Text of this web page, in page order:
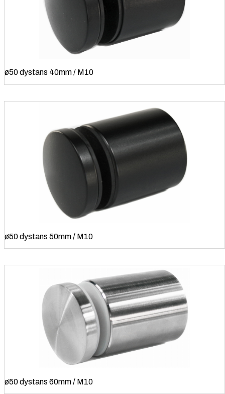
ø50 dystans 40mm / M10
ø50 dystans 50mm / M10
ø50 dystans 60mm / M10